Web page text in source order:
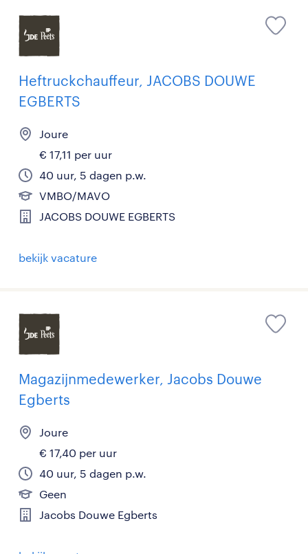
Heftruckchauffeur, JACOBS DOUWE
EGBERTS
Joure
€ 17,11 per uur
40 uur, 5 dagen p.w.
VMBO/MAVO
JACOBS DOUWE EGBERTS
bekijk vacature
Magazijnmedewerker, Jacobs Douwe
Egberts
Joure
€ 17,40 per uur
40 uur, 5 dagen p.w.
Geen
Jacobs Douwe Egberts